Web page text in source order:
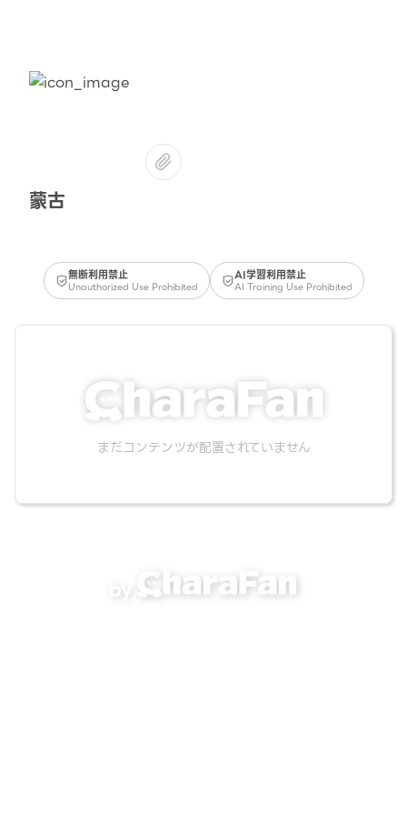
蒙古
無断利用禁止
Unauthorized Use Prohibited
AI学習利用禁止
AI Training Use Prohibited
まだコンテンツが配置されていません